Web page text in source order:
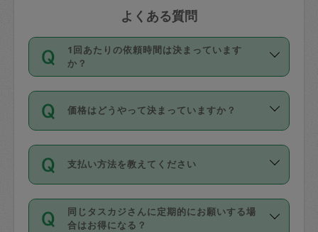
よくある質問
1回あたりの依頼時間は決まっています
か？
依頼1回につき3時間固定です。3時間を
超えて依頼したい場合は、延長機能をご
利用ください。機能をご利用いただくに
の上事前申請することが必要です。な
お、3時間を下回っても、値引き等はござ
いません。
価格はどうやって決まっていますか？
11種類の価格帯の中からタスカジさん自
身が価格を選んで設定しています。
タスカジさんの価格設定には最初は制限
があり、レビュー件数、レビューの平均
値、などで除々に設定可能な最高額が上
支払い方法を教えてください
お支払方法はクレジットカード（Visa／
Master／JCB／AMERICAN EXPRESS／
同じタスカジさんに定期的にお願いする場
合はお得になる？